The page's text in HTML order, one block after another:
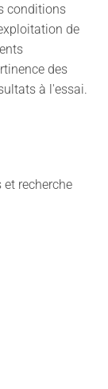
conditions
de
des
à l'essai.
recherche